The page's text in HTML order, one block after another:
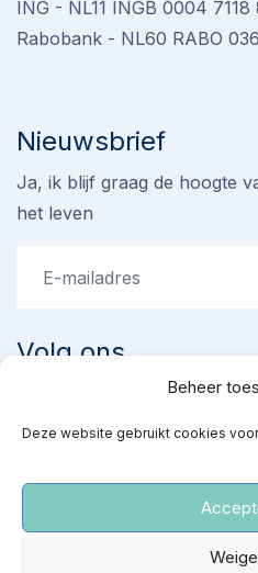
Beheer
Deze website gebruikt cookies
ING - NL11 INGB 0004 7118
Rabobank - NL60 RABO
Nieuwsbrief
Ja, ik blijf graag de hoogte
het leven
Volg ons
‘Red gezonde